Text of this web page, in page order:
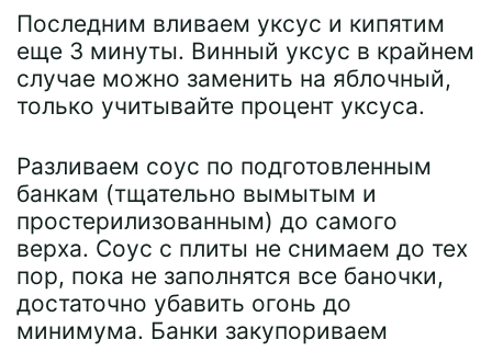
Последним вливаем уксус и кипятим
еще 3 минуты. Винный уксус в крайнем
случае можно заменить на яблочный,
только учитывайте процент уксуса.
Разливаем соус по подготовленным
банкам (тщательно вымытым и
простерилизованным) до самого
верха. Соус с плиты не снимаем до тех
пор, пока не заполнятся все баночки,
достаточно убавить огонь до
минимума. Банки закупориваем